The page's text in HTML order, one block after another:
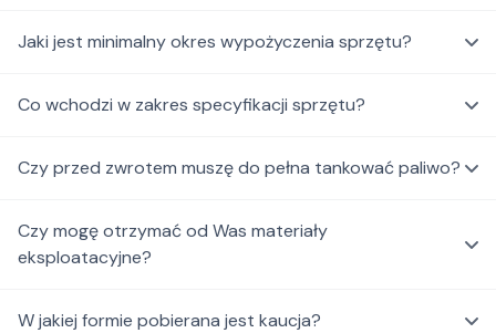
Jaki jest minimalny okres wypożyczenia sprzętu?
Co wchodzi w zakres specyfikacji sprzętu?
Czy przed zwrotem muszę do pełna tankować paliwo?
Czy mogę otrzymać od Was materiały
eksploatacyjne?
W jakiej formie pobierana jest kaucja?